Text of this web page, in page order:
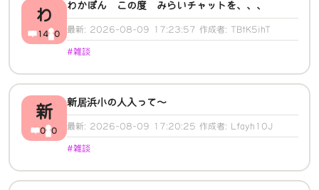
わ
14 0
わかぽん この度 みらいチャットを、、、
最新: 2026-08-09 17:23:57 作成者: TBtK5ihT
#雑談
新
0 0
新居浜小の人入って～
最新: 2026-08-09 17:20:25 作成者: Lfayh10J
#雑談